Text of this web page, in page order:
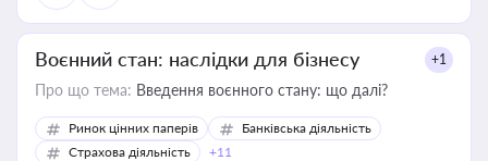
Воєнний стан: наслідки для бізнесу +1
Про що тема: Введення воєнного стану: що далі?
Ринок цінних паперів
Банківська діяльність
Страхова діяльність
+11